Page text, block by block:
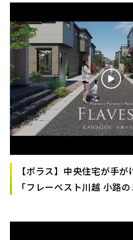
【ポラス】中央住宅が手
「フレーベスト川越 小路の